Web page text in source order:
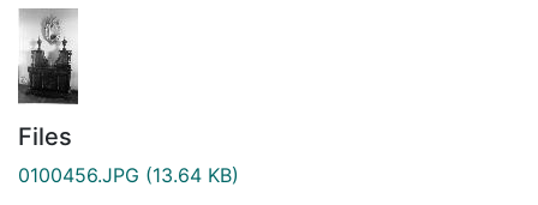
Files
0100456.JPG (13.64 KB)